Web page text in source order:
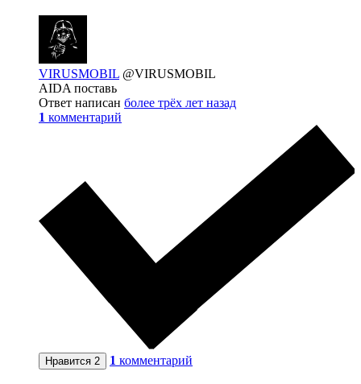
VIRUSMOBIL @VIRUSMOBIL
AIDA поставь
Ответ написан более трёх лет назад
1 комментарий
Нравится 2 1 комментарий